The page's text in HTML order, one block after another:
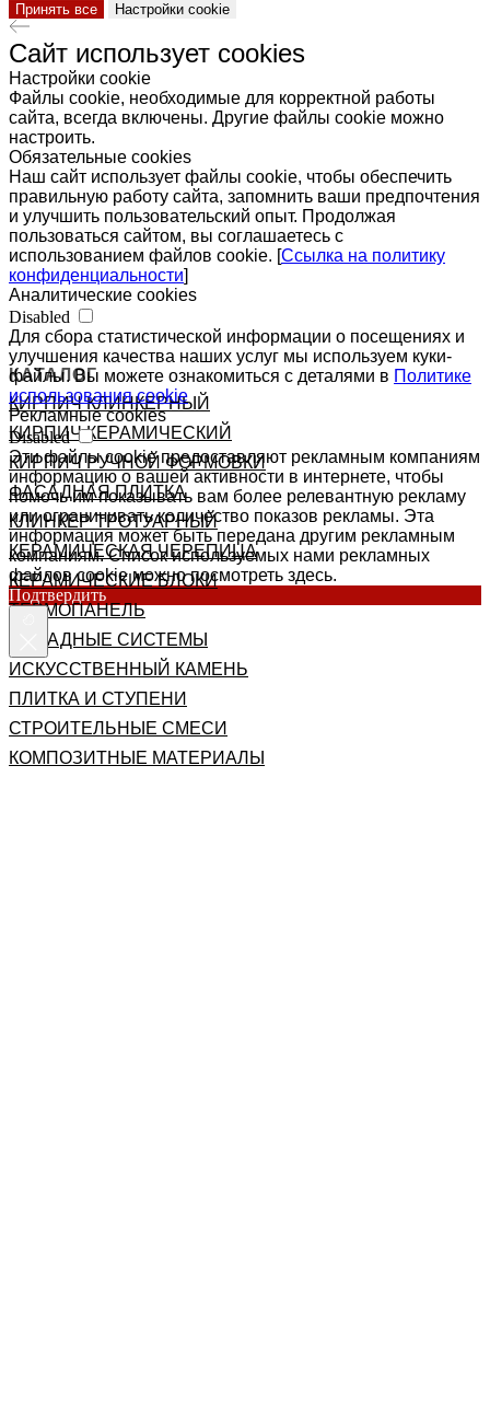
КАТАЛОГ
КИРПИЧ КЛИНКЕРНЫЙ
КИРПИЧ КЕРАМИЧЕСКИЙ
КИРПИЧ РУЧНОЙ ФОРМОВКИ
ФАСАДНАЯ ПЛИТКА
КЛИНКЕР ТРОТУАРНЫЙ
КЕРАМИЧЕСКАЯ ЧЕРЕПИЦА
КЕРАМИЧЕСКИЕ БЛОКИ
ТЕРМОПАНЕЛЬ
ФАСАДНЫЕ СИСТЕМЫ
ИСКУССТВЕННЫЙ КАМЕНЬ
ПЛИТКА И СТУПЕНИ
СТРОИТЕЛЬНЫЕ СМЕСИ
КОМПОЗИТНЫЕ МАТЕРИАЛЫ
Принять все Настройки cookie
Сайт использует cookies
Настройки cookie
Файлы cookie, необходимые для корректной работы
сайта, всегда включены. Другие файлы cookie можно
настроить.
Обязательные cookies
Наш сайт использует файлы cookie, чтобы обеспечить
правильную работу сайта, запомнить ваши предпочтения
и улучшить пользовательский опыт. Продолжая
пользоваться сайтом, вы соглашаетесь с
использованием файлов cookie. [Ссылка на политику
конфиденциальности]
Аналитические cookies
Disabled
Для сбора статистической информации о посещениях и
улучшения качества наших услуг мы используем куки-
файлы. Вы можете ознакомиться с деталями в Политике
использования cookie
Рекламные cookies
Disabled
Эти файлы cookie предоставляют рекламным компаниям
информацию о вашей активности в интернете, чтобы
помочь им показывать вам более релевантную рекламу
или ограничивать количество показов рекламы. Эта
информация может быть передана другим рекламным
компаниям. Список используемых нами рекламных
файлов cookie можно посмотреть здесь.
Подтвердить